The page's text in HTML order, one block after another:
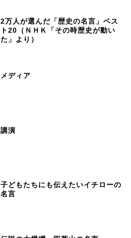
2万人が選んだ「歴史の名言」ベス
ト20（ＮＨＫ「その時歴史が動い
た」より）
メディア
講演
子どもたちにも伝えたいイチローの
名言